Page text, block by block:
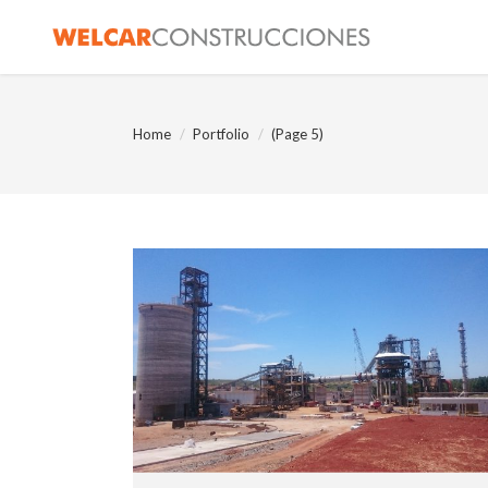
You are here:
Home Portfolio (Page 5)